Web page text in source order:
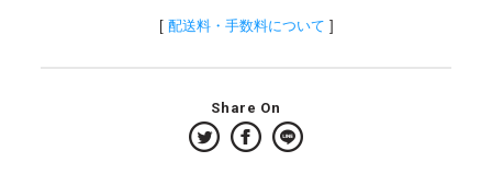
[ 配送料・手数料について ]
Share On